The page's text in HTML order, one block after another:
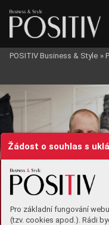
Žádost o souhlas s
Pro základní fungování
(tzv. cookies apod.). Rádi
POSITIV Business & Style »